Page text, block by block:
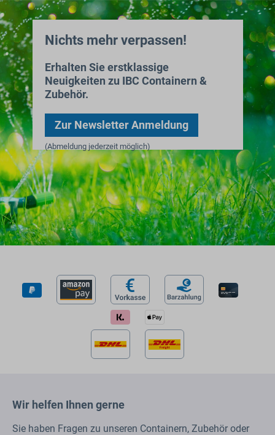
Nichts mehr verpassen!
Erhalten Sie erstklassige
Neuigkeiten zu IBC Containern &
Zubehör.
Zur Newsletter Anmeldung
(Abmeldung jederzeit möglich)
Wir helfen Ihnen gerne
Sie haben Fragen zu unseren Containern, Zubehör oder